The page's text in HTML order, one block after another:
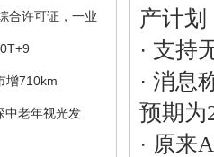
产计划
· 支持
· 消息
预期为
· 原来
合许可证，一业
增710km
中老年视光发